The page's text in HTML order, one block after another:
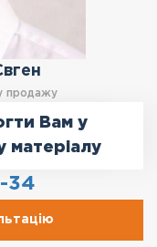
продажу
Вам у
матеріалу
34